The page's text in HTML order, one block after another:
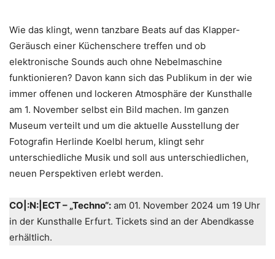
Wie das klingt, wenn tanzbare Beats auf das Klapper-
Geräusch einer Küchenschere treffen und ob
elektronische Sounds auch ohne Nebelmaschine
funktionieren? Davon kann sich das Publikum in der wie
immer offenen und lockeren Atmosphäre der Kunsthalle
am 1. November selbst ein Bild machen. Im ganzen
Museum verteilt und um die aktuelle Ausstellung der
Fotografin Herlinde Koelbl herum, klingt sehr
unterschiedliche Musik und soll aus unterschiedlichen,
neuen Perspektiven erlebt werden.
CO|:N:|ECT – „Techno“: am 01. November 2024 um 19 Uhr
in der Kunsthalle Erfurt. Tickets sind an der Abendkasse
erhältlich.